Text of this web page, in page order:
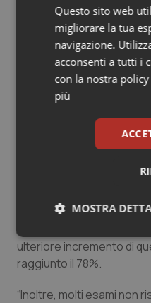
è carenza di risorse,
monitorare i budget.
unica per prestazione
chemioterapia ha una
rilevanti differenze fra
realtà bisognerebbe far
Già nel 2010 un’indagine
delle prestazioni di
(differenza tra
ulteriore incremento di
raggiunto il 78%.
“Inoltre, molti esami non
Questo sito web
migliorare la tua
navigazione.
acconsenti a tutti i
con la nostra
più
MOSTRA
Necessari